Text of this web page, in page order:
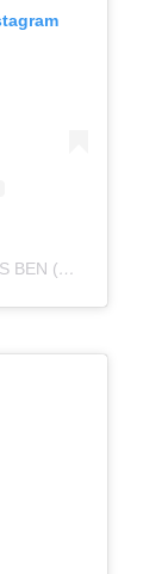
Une publication partagée par CNOS BEN (@cnos_ben)